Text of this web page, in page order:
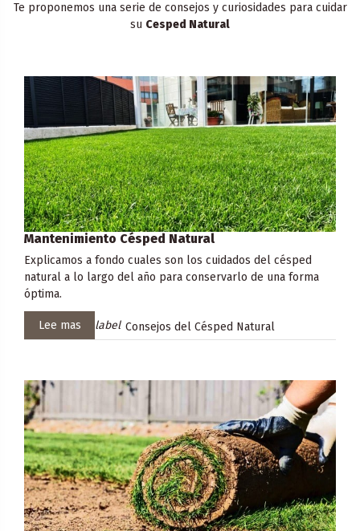
Te proponemos una serie de consejos y curiosidades para cuidar
su Cesped Natural
Mantenimiento Césped Natural
Explicamos a fondo cuales son los cuidados del césped
natural a lo largo del año para conservarlo de una forma
óptima.
Lee mas label Consejos del Césped Natural